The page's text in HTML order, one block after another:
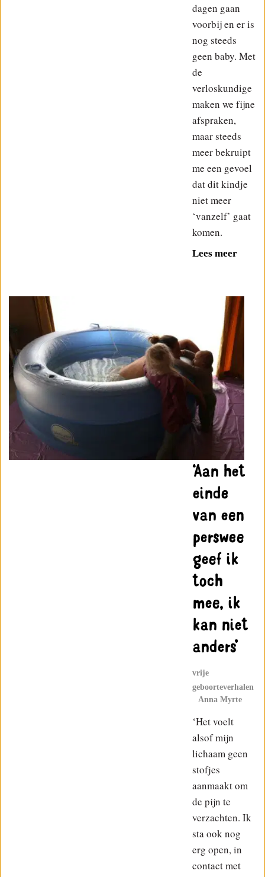
dagen gaan
voorbij en er is
nog steeds
geen baby. Met
de
verloskundige
maken we fijne
afspraken,
maar steeds
meer bekruipt
me een gevoel
dat dit kindje
niet meer
‘vanzelf’ gaat
komen.
Lees meer
‘Aan het
einde
van een
perswee
geef ik
toch
mee, ik
kan niet
anders’
vrije
geboorteverhalen
Anna Myrte
‘Het voelt
alsof mijn
lichaam geen
stofjes
aanmaakt om
de pijn te
verzachten. Ik
sta ook nog
erg open, in
contact met